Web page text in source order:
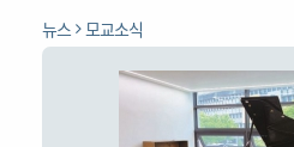
뉴스 모교소식